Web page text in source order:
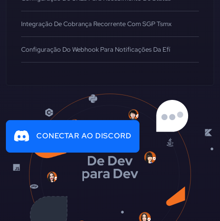
Integração De Cobrança Recorrente Com SGP Tsmx
Configuração Do Webhook Para Notificações Da Efí
CONECTAR AO DISCORD